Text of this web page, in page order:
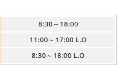
8:30～18:00
11:00～17:00 L.O
8:30～18:00 L.O